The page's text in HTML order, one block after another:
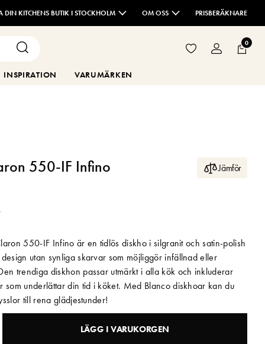
DIN KITCHENS BUTIK I STOCKHOLM OM OSS PRISBERÄKNARE
0
INSPIRATION VARUMÄRKEN
550-IF Infino Jämför
550-IF Infino är en tidlös diskho i silgranit och satin-polish
utan synliga skarvar som möjliggör infällnad eller
trendiga diskhon passar utmärkt i alla kök och inkluderar
som underlättar din tid i köket. Med Blanco diskhoar kan du
till rena glädjestunder!
LÄGG I VARUKORGEN